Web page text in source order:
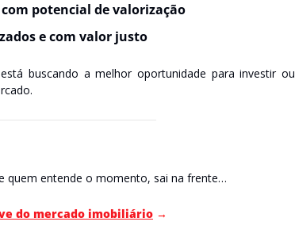
potencial de valorização
e com valor justo
buscando a melhor oportunidade para investir ou
quem entende o momento, sai na frente…
do mercado imobiliário →